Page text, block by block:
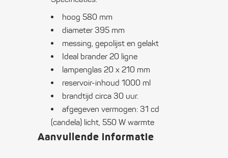
hoog 580 mm
diameter 395 mm
messing, gepolijst en gelakt
Ideal brander 20 ligne
lampenglas 20 x 210 mm
reservoir-inhoud 1000 ml
brandtijd circa 30 uur.
afgegeven vermogen: 31 cd
(candela) licht, 550 W warmte
Aanvullende informatie